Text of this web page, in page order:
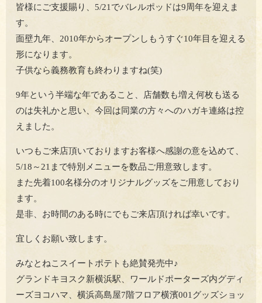
皆様にご支援賜り、5/21でバレルポッドは9周年を迎えま
す。
面壁九年、2010年からオープンしもうすぐ10年目を迎える
形になります。
子供なら義務教育も終わりますね(笑)
9年という半端な年であること、店舗数も増え何枚も送る
のは失礼かと思い、今回は同業の方々へのハガキ連絡は控
えました。
いつもご来店頂いておりますお客様へ感謝の意を込めて、
5/18～21まで特別メニューを数品ご用意致します。
また先着100名様分のオリジナルグッズをご用意しており
ます。
是非、お時間のある時にでもご来店頂ければ幸いです。
宜しくお願い致します。
みなとねこスイートポテトも絶賛発売中♪
グランドキヨスク新横浜駅、ワールドポーターズ内グディ
ーズヨコハマ、横浜高島屋7階フロア横濱001グッズショッ